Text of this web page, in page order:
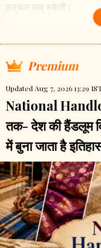
हलचल कब रुकेगी।
Premium
Updated Aug 7, 2026 13:29
National
तक- देश की हैंडलूम
में बुना जाता है